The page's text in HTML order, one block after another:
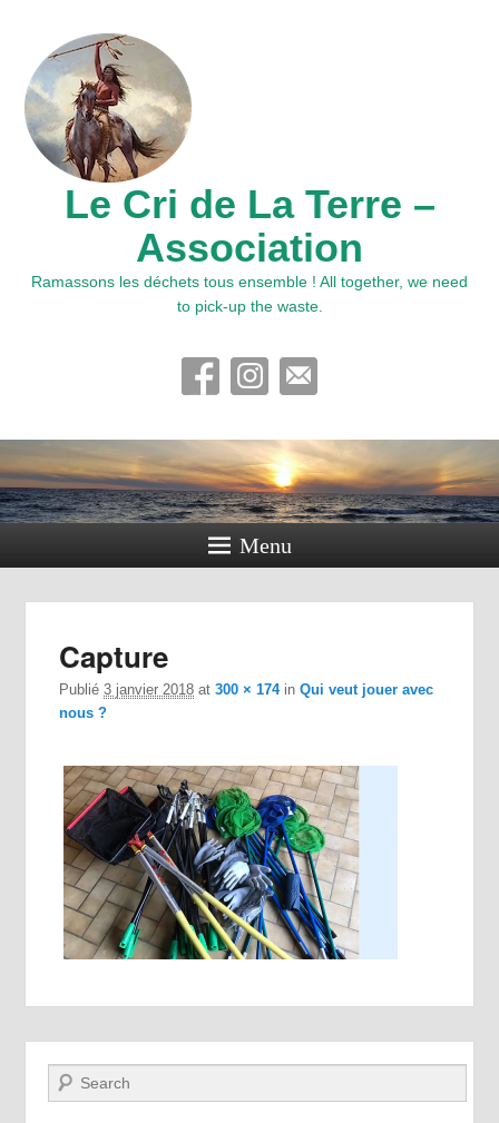
Le Cri de La Terre –
Association
Ramassons les déchets tous ensemble ! All together, we need
to pick-up the waste.
Menu
Capture
Publié3 janvier 2018 at300 × 174inQui veut jouer avec
nous ?
Recherche